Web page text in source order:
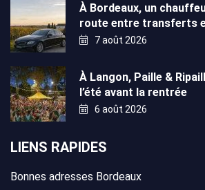
À Bordeaux, un
route entre transferts
7 août 2026
À Langon, Paille &
l’été avant la rentrée
6 août 2026
LIENS RAPIDES
Bonnes adresses Bordeaux